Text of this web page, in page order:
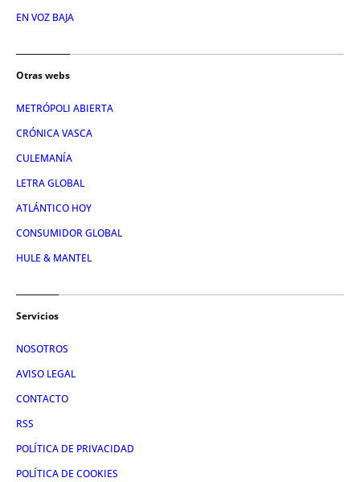
EN VOZ BAJA
Otras webs
METRÓPOLI ABIERTA
CRÓNICA VASCA
CULEMANÍA
LETRA GLOBAL
ATLÁNTICO HOY
CONSUMIDOR GLOBAL
HULE & MANTEL
Servicios
NOSOTROS
AVISO LEGAL
CONTACTO
RSS
POLÍTICA DE PRIVACIDAD
POLÍTICA DE COOKIES